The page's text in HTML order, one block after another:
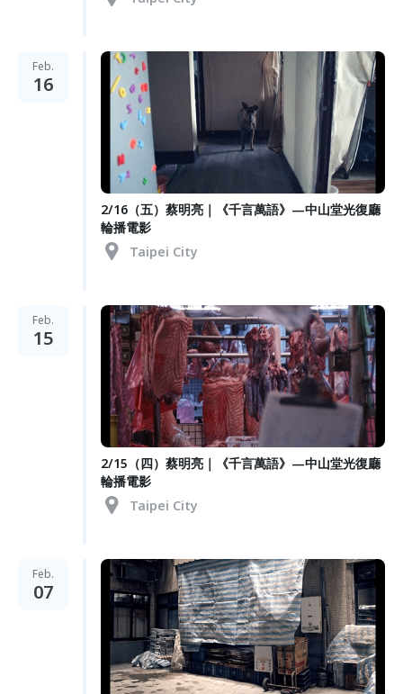
Feb.
16
2/16（五）蔡明亮｜《千言萬語》—中山堂光復廳
輪播電影
Taipei City
Feb.
15
2/15（四）蔡明亮｜《千言萬語》—中山堂光復廳
輪播電影
Taipei City
Feb.
07